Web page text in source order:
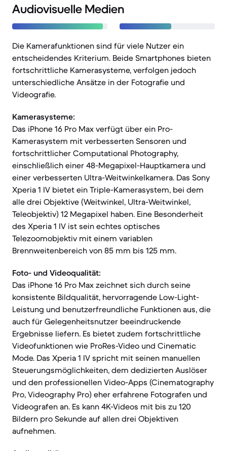
Audiovisuelle Medien
Die Kamerafunktionen sind für viele Nutzer ein
entscheidendes Kriterium. Beide Smartphones bieten
fortschrittliche Kamerasysteme, verfolgen jedoch
unterschiedliche Ansätze in der Fotografie und
Videografie.
Kamerasysteme:
Das iPhone 16 Pro Max verfügt über ein Pro-
Kamerasystem mit verbesserten Sensoren und
fortschrittlicher Computational Photography,
einschließlich einer 48-Megapixel-Hauptkamera und
einer verbesserten Ultra-Weitwinkelkamera. Das Sony
Xperia 1 IV bietet ein Triple-Kamerasystem, bei dem
alle drei Objektive (Weitwinkel, Ultra-Weitwinkel,
Teleobjektiv) 12 Megapixel haben. Eine Besonderheit
des Xperia 1 IV ist sein echtes optisches
Telezoomobjektiv mit einem variablen
Brennweitenbereich von 85 mm bis 125 mm.
Foto- und Videoqualität:
Das iPhone 16 Pro Max zeichnet sich durch seine
konsistente Bildqualität, hervorragende Low-Light-
Leistung und benutzerfreundliche Funktionen aus, die
auch für Gelegenheitsnutzer beeindruckende
Ergebnisse liefern. Es bietet zudem fortschrittliche
Videofunktionen wie ProRes-Video und Cinematic
Mode. Das Xperia 1 IV spricht mit seinen manuellen
Steuerungsmöglichkeiten, dem dedizierten Auslöser
und den professionellen Video-Apps (Cinematography
Pro, Videography Pro) eher erfahrene Fotografen und
Videografen an. Es kann 4K-Videos mit bis zu 120
Bildern pro Sekunde auf allen drei Objektiven
aufnehmen.